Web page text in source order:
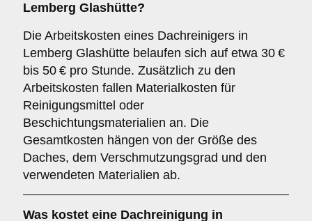
Lemberg Glashütte?
Die Arbeitskosten eines Dachreinigers in
Lemberg Glashütte belaufen sich auf etwa 30 €
bis 50 € pro Stunde. Zusätzlich zu den
Arbeitskosten fallen Materialkosten für
Reinigungsmittel oder
Beschichtungsmaterialien an. Die
Gesamtkosten hängen von der Größe des
Daches, dem Verschmutzungsgrad und den
verwendeten Materialien ab.
Was kostet eine Dachreinigung in